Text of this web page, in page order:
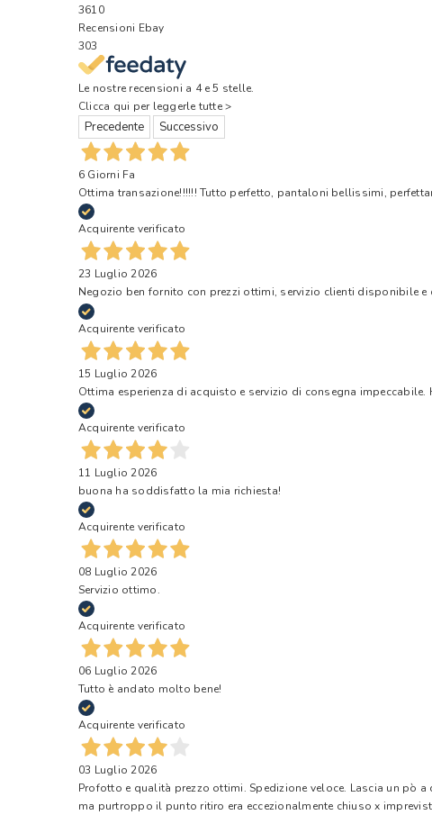
3610
Recensioni Ebay
303
Le nostre recensioni a 4 e 5 stelle.
Clicca qui per leggerle tutte >
Precedente Successivo
6 Giorni Fa
Ottima transazione!!!!!! Tutto perfetto, pantaloni bellissimi,
Acquirente verificato
23 Luglio 2026
Negozio ben fornito con prezzi ottimi, servizio clienti disponibile
Acquirente verificato
15 Luglio 2026
Ottima esperienza di acquisto e servizio di consegna
Acquirente verificato
11 Luglio 2026
buona ha soddisfatto la mia richiesta!
Acquirente verificato
08 Luglio 2026
Servizio ottimo.
Acquirente verificato
06 Luglio 2026
Tutto è andato molto bene!
Acquirente verificato
03 Luglio 2026
Profotto e qualità prezzo ottimi. Spedizione veloce. Lascia un pò
ma purtroppo il punto ritiro era eccezionalmente chiuso x